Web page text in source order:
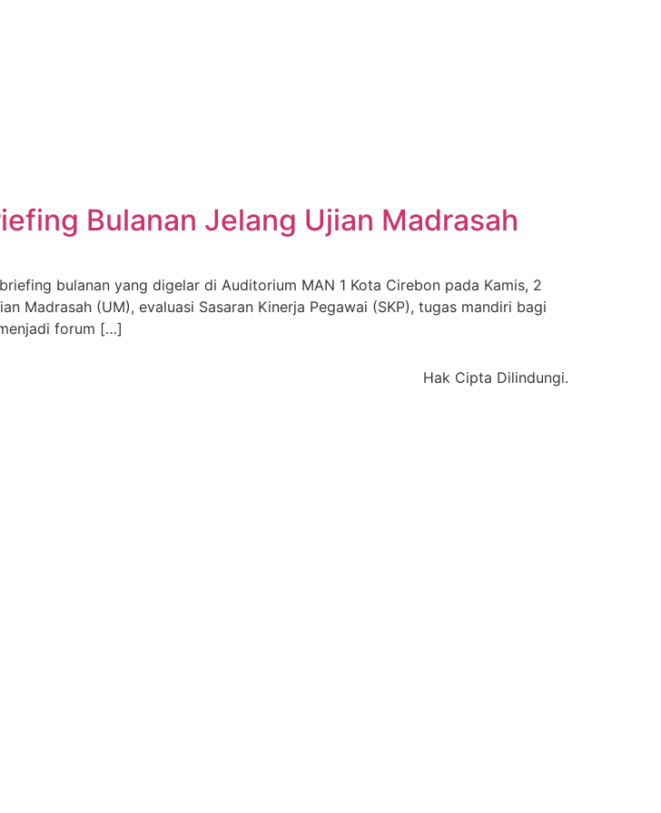
Bulanan Jelang Ujian Madrasah
bulanan yang digelar di Auditorium MAN 1 Kota Cirebon pada Kamis, 2
Madrasah (UM), evaluasi Sasaran Kinerja Pegawai (SKP), tugas mandiri bagi
forum […]
Hak Cipta Dilindungi.